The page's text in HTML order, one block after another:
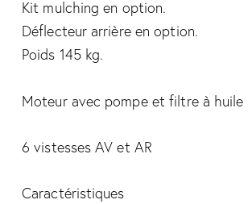
Kit mulching en option.
Déflecteur arrière en option.
Poids 145 kg.
Moteur avec pompe et filtre à huile
6 vistesses AV et AR
Caractéristiques